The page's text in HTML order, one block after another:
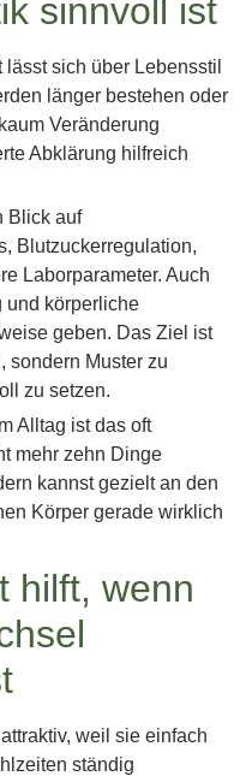
sinnvoll ist
sich über Lebensstil
länger bestehen oder
Veränderung
Abklärung hilfreich
Blick auf
Blutzuckerregulation,
Laborparameter. Auch
und körperliche
geben. Das Ziel ist
sondern Muster zu
zu setzen.
Alltag ist das oft
mehr zehn Dinge
kannst gezielt an den
Körper gerade wirklich
hilft, wenn
weil sie einfach
ständig